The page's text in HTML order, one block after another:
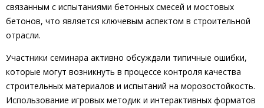
связанным с испытаниями бетонных смесей и мостовых
бетонов, что является ключевым аспектом в строительной
отрасли.
Участники семинара активно обсуждали типичные ошибки,
которые могут возникнуть в процессе контроля качества
строительных материалов и испытаний на морозостойкость.
Использование игровых методик и интерактивных форматов